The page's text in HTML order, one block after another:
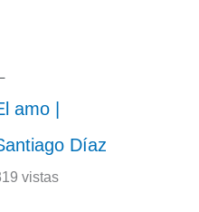
amo |
Díaz
vistas